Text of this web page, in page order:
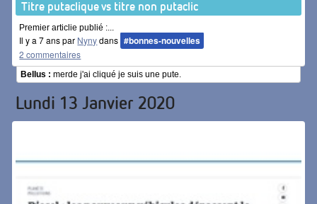
Titre putaclique vs titre non putaclic
Premier articlie publié :...
Il y a 7 ans par Nynydans #bonnes-nouvelles
2 commentaires
Bellus : merde j'ai cliqué je suis une pute.
Lundi 13 Janvier 2020